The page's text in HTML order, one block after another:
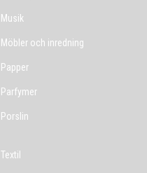
Musik
Möbler och inredning
Papper
Parfymer
Porslin
Textil